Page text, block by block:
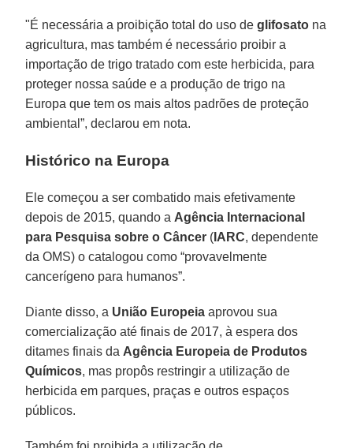
"É necessária a proibição total do uso deglifosato na
agricultura, mas também é necessário proibir a
importação de trigo tratado com este herbicida, para
proteger nossa saúde e a produção de trigo na
Europa que tem os mais altos padrões de proteção
ambiental”, declarou em nota.
Histórico na Europa
Ele começou a ser combatido mais efetivamente
depois de 2015, quando a Agência Internacional
para Pesquisa sobre o Câncer ( IARC, dependente
da OMS) o catalogou como “provavelmente
cancerígeno para humanos”.
Diante disso, a União Europeia aprovou sua
comercialização até finais de 2017, à espera dos
ditames finais da Agência Europeia de Produtos
Químicos, mas propôs restringir a utilização de
herbicida em parques, praças e outros espaços
públicos.